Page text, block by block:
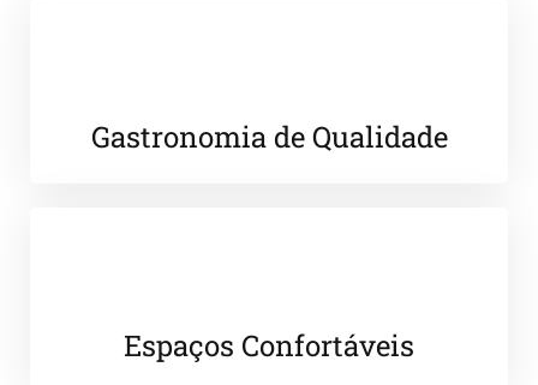
Gastronomia de Qualidade
Espaços Confortáveis